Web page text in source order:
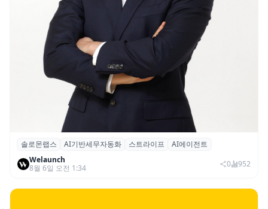
솔로몬랩스, 스트라이프 출신 이창헌 영입…
절세 전략 AI 에이전트 개발 본격화
솔로몬랩스 AI기반세무자동화 스트라이프
AI에이전트
Welaunch
8월 6일 오전 1:34
0 952